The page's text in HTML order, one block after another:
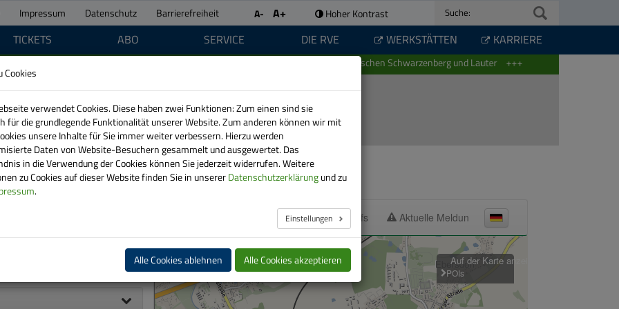
Impressum Datenschutz Barrierefreiheit A- A+ Hoher Kontrast Suche:
TICKETS ABO SERVICE DIE RVE WERKSTÄTTEN KARRIERE
Einschränkung im Linienverlauf der Linie 415 zwischen Schwarzenberg und Lauter
Cookies
verwendet Cookies. Diese haben zwei Funktionen: Zum einen sind sie
für die grundlegende Funktionalität unserer Website. Zum anderen können wir mit
unsere Inhalte für Sie immer weiter verbessern. Hierzu werden
Daten von Website-Besuchern gesammelt und ausgewertet. Das
in die Verwendung der Cookies können Sie jederzeit widerrufen. Weitere
zu Cookies auf dieser Website finden Sie in unsererDatenschutzerklärungund zu
.
Einstellungen
Alle Cookies ablehnen Alle Cookies akzeptieren